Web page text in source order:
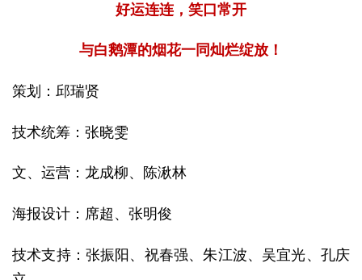
好运连连，笑口常开
与白鹅潭的烟花一同灿烂绽放！
策划：邱瑞贤
技术统筹：张晓雯
文、运营：龙成柳、陈湫林
海报设计：席超、 张明俊
技术支持：张振阳、 祝春强、朱江波、吴宜光、孔庆